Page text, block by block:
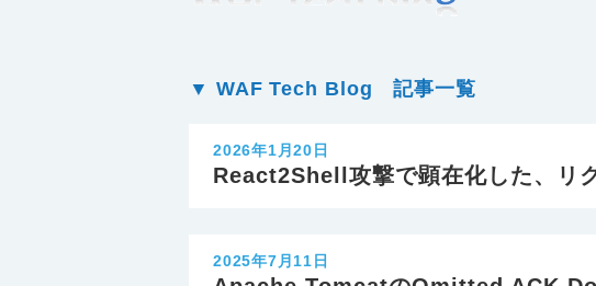
▼ WAF Tech Blog 記事一覧
2026年1月20日
React2Shell攻撃で顕在化した、リ
2025年7月11日